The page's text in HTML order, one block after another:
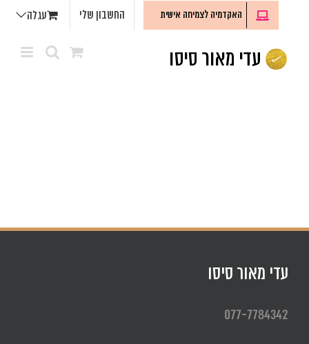
האקדמיה לצמיחה אישית החשבון שלי עגלה
עדי מאור סיסו
077-7784342